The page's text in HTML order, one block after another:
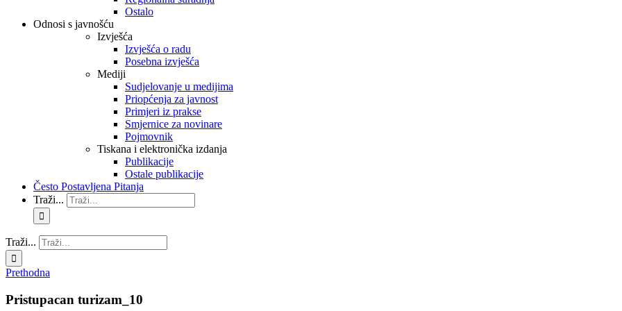
Ostalo
Odnosi s javnošću
Izvješća
Izvješća o radu
Posebna izvješća
Mediji
Sudjelovanje u medijima
Priopćenja za javnost
Primjeri iz prakse
Smjernice za novinare
Pojmovnik
Tiskana i elektronička izdanja
Publikacije
Ostale publikacije
Često Postavljena Pitanja
Traži...
Traži...
Prethodna
Pristupacan turizam_10